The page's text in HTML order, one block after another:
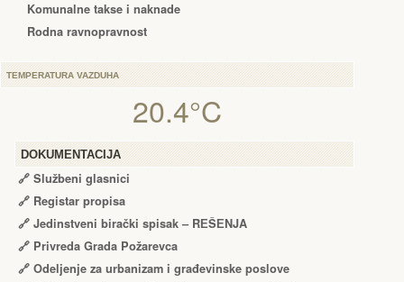
Komunalne takse i naknade
Rodna ravnopravnost
TEMPERATURA VAZDUHA
20.4°C
DOKUMENTACIJA
🔗 Službeni glasnici
🔗 Registar propisa
🔗 Jedinstveni birački spisak – RЕŠЕNJA
🔗 Privreda Grada Požarevca
🔗 Odeljenje za urbanizam i građevinske poslove